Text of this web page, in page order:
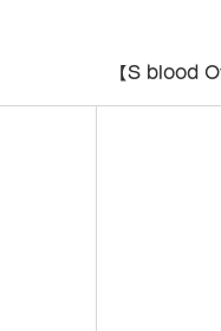
【S blood